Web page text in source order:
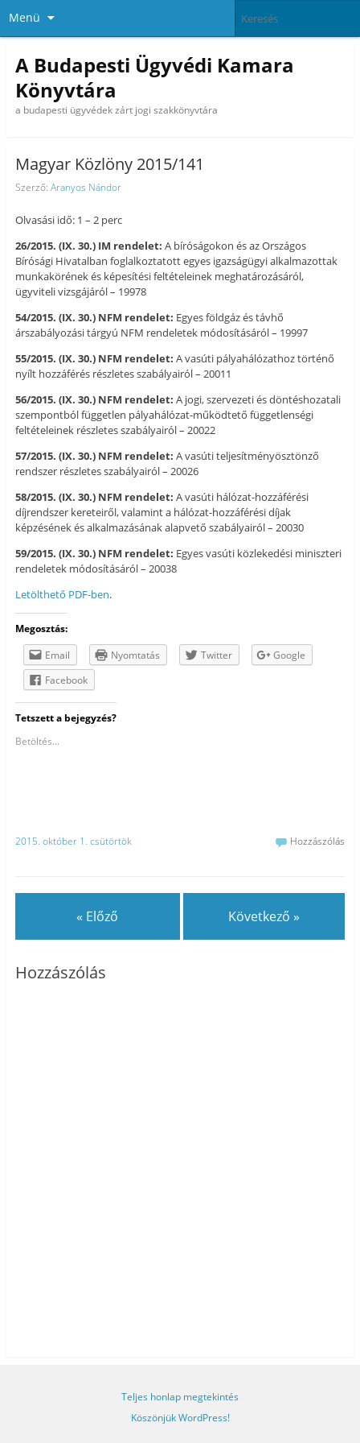
Menü
A Budapesti Ügyvédi Kamara
Könyvtára
a budapesti ügyvédek zárt jogi szakkönyvtára
Magyar Közlöny 2015/141
Szerző: Aranyos Nándor
Olvasási idő: 1 – 2 perc
26/2015. (IX. 30.) IM rendelet: A bíróságokon és az Országos
Bírósági Hivatalban foglalkoztatott egyes igazságügyi alkalmazottak
munkakörének és képesítési feltételeinek meghatározásáról,
ügyviteli vizsgájáról – 19978
54/2015. (IX. 30.) NFM rendelet: Egyes földgáz és távhő
árszabályozási tárgyú NFM rendeletek módosításáról – 19997
55/2015. (IX. 30.) NFM rendelet: A vasúti pályahálózathoz történő
nyílt hozzáférés részletes szabályairól – 20011
56/2015. (IX. 30.) NFM rendelet: A jogi, szervezeti és döntéshozatali
szempontból független pályahálózat-működtető függetlenségi
feltételeinek részletes szabályairól – 20022
57/2015. (IX. 30.) NFM rendelet: A vasúti teljesítményösztönző
rendszer részletes szabályairól – 20026
58/2015. (IX. 30.) NFM rendelet: A vasúti hálózat-hozzáférési
díjrendszer kereteiről, valamint a hálózat-hozzáférési díjak
képzésének és alkalmazásának alapvető szabályairól – 20030
59/2015. (IX. 30.) NFM rendelet: Egyes vasúti közlekedési miniszteri
rendeletek módosításáról – 20038
Letölthető PDF-ben.
Megosztás:
Email
Nyomtatás Twitter
Google
Facebook
Tetszett a bejegyzés?
Betöltés...
2015. október 1. csütörtök Hozzászólás
« Előző Következő »
Hozzászólás
Teljes honlap megtekintés
Köszönjük WordPress!